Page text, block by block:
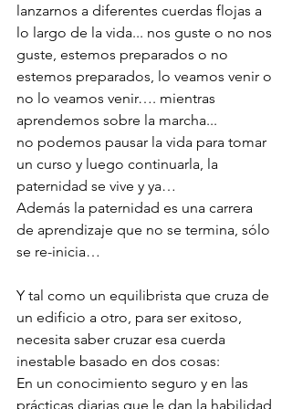
lanzarnos a diferentes cuerdas flojas a
lo largo de la vida... nos guste o no nos
guste, estemos preparados o no
estemos preparados, lo veamos venir o
no lo veamos venir…. mientras
aprendemos sobre la marcha...
no podemos pausar la vida para tomar
un curso y luego continuarla, la
paternidad se vive y ya…
Además la paternidad es una carrera
de aprendizaje que no se termina, sólo
se re-inicia…
Y tal como un equilibrista que cruza de
un edificio a otro, para ser exitoso,
necesita saber cruzar esa cuerda
inestable basado en dos cosas:
En un conocimiento seguro y en las
prácticas diarias que le dan la habilidad